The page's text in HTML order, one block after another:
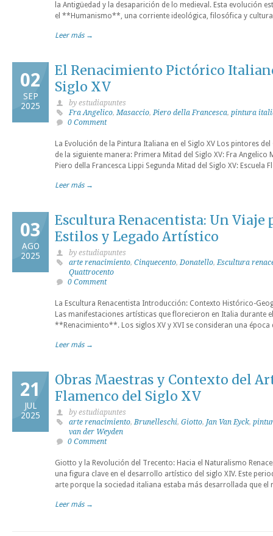
la Antigüedad y la desaparición de lo medieval. Esta evolución
el **Humanismo**, una corriente ideológica, filosófica y
Leer más →
02
SEP
2025
El Renacimiento Pictórico
Siglo XV
by estudiapuntes
Fra Angelico,Masaccio,Piero della Francesca, pintura
0 Comment
La Evolución de la Pintura Italiana en el Siglo XV Los pintores
de la siguiente manera: Primera Mitad del Siglo XV: Fra Angelico
Piero della Francesca Lippi Segunda Mitad del Siglo XV: Escuela
Leer más →
03
AGO
2025
Escultura Renacentista: Un Viaje
Estilos y Legado Artístico
by estudiapuntes
arte renacimiento, Cinquecento,Donatello,Escultura
Quattrocento
0 Comment
La Escultura Renacentista Introducción: Contexto Histórico-
Las manifestaciones artísticas que florecieron en Italia durante
**Renacimiento**. Los siglos XV y XVI se consideran una época
Leer más →
21
JUL
2025
Obras Maestras y Contexto del
Flamenco del Siglo XV
by estudiapuntes
arte renacimiento,Brunelleschi, Giotto, Jan Van Eyck,
van der Weyden
0 Comment
Giotto y la Revolución del Trecento: Hacia el Naturalismo
una figura clave en el desarrollo artístico del siglo XIV. Este
arte porque la sociedad italiana estaba más desarrollada que el
Leer más →